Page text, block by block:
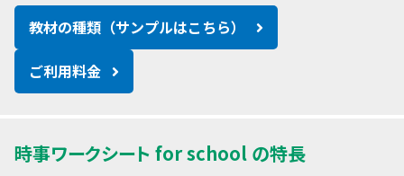
教材の種類（サンプルはこちら）
ご利用料金
時事ワークシート for school の特長